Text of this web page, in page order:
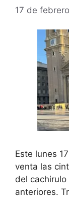
17 de
Este lunes
venta las
del
anteriores.